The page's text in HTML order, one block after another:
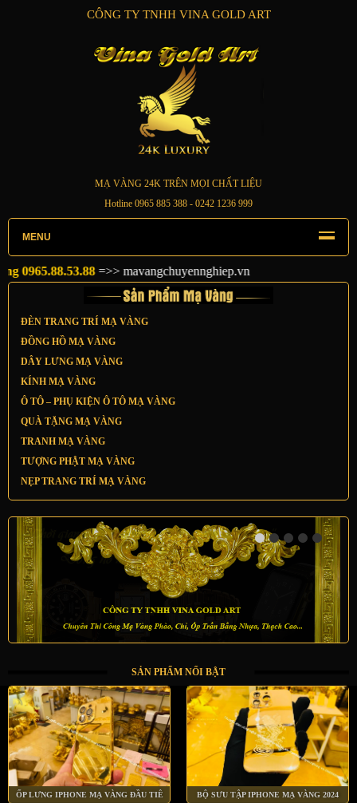
CÔNG TY TNHH VINA GOLD ART
MẠ VÀNG 24K TRÊN MỌI CHẤT LIỆU
Hotline 0965 885 388 - 0242 1236 999
MENU
=>>mavangchuyennghiep.vn
ĐÈN TRANG TRÍ MẠ VÀNG
ĐỒNG HỒ MẠ VÀNG
DÂY LƯNG MẠ VÀNG
KÍNH MẠ VÀNG
Ô TÔ – PHỤ KIỆN Ô TÔ MẠ VÀNG
QUÀ TẶNG MẠ VÀNG
TRANH MẠ VÀNG
TƯỢNG PHẬT MẠ VÀNG
NẸP TRANG TRÍ MẠ VÀNG
SẢN PHẨM NỔI BẬT
ỐP LƯNG IPHONE MẠ VÀNG ĐẦU TIÊ BỘ SƯU TẬP IPHONE MẠ VÀNG 2024